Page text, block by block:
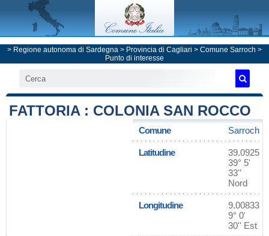
> Regione autonoma di Sardegna > Provincia di Cagliari > Comune Sarroch >
Punto di interesse
FATTORIA : COLONIA SAN ROCCO
Comune Sarroch
Latitudine
39.0925
39° 5'
33''
Nord
Longitudine
9.00833
9° 0'
30'' Est